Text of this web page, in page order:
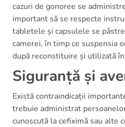
cazuri de gonoree se
important să se respecte
tabletele și capsulele se
camerei, în timp ce suspensia
după reconstituire și utilizată
Siguranță și
Există contraindicații
trebuie administrat
cunoscută la cefiximă sau alte